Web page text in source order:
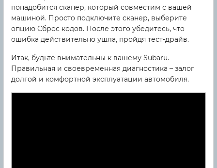
понадобится сканер, который совместим с вашей
машиной. Просто подключите сканер, выберите
опцию Сброс кодов. После этого убедитесь, что
ошибка действительно ушла, пройдя тест-драйв.
Итак, будьте внимательны к вашему Subaru.
Правильная и своевременная диагностика – залог
долгой и комфортной эксплуатации автомобиля.